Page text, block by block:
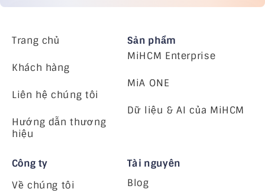
Trang chủ
Khách hàng
Liên hệ chúng tôi
Hướng dẫn thương
hiệu
Sản phẩm
MiHCM Enterprise
MiA ONE
Dữ liệu & AI của MiHCM
Công ty
Về chúng tôi
Tài nguyên
Blog